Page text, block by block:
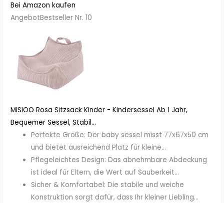
Bei Amazon kaufen
AngebotBestseller Nr. 10
MISIOO Rosa Sitzsack Kinder - Kindersessel Ab 1 Jahr,
Bequemer Sessel, Stabil...
Perfekte Größe: Der baby sessel misst 77x67x50 cm
und bietet ausreichend Platz für kleine...
Pflegeleichtes Design: Das abnehmbare Abdeckung
ist ideal für Eltern, die Wert auf Sauberkeit...
Sicher & Komfortabel: Die stabile und weiche
Konstruktion sorgt dafür, dass Ihr kleiner Liebling...